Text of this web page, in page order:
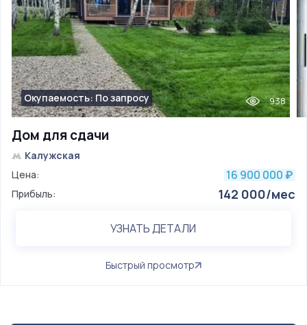
Дом для сдачи
Окупаемость: По запросу 938
Калужская
Цена:
16 900 000 ₽
Прибыль: 142 000/мес
УЗНАТЬ ДЕТАЛИ
Быстрый просмотр